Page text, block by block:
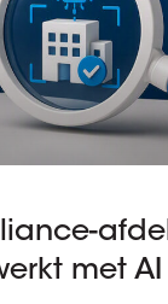
met AI